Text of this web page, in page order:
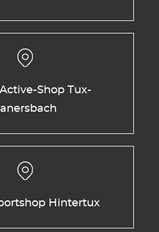
Shop Tux-
Hintertux